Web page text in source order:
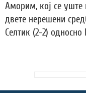
Аморим, кој се уште
двете нерешени
Селтик (2-2) односно